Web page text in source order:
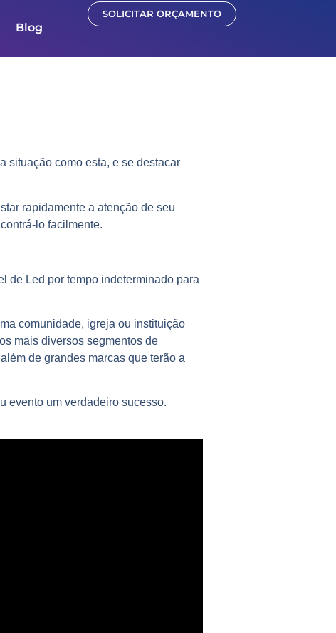
Blog
SOLICITAR ORÇAMENTO
situação como esta, e se destacar
rapidamente a atenção de seu
lo facilmente.
de Led por tempo indeterminado para
comunidade, igreja ou instituição
mais diversos segmentos de
de grandes marcas que terão a
evento um verdadeiro sucesso.